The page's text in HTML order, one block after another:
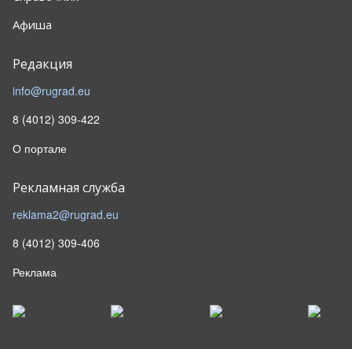
Афиша
Редакция
info@rugrad.eu
8 (4012) 309-422
О портале
Рекламная служба
reklama2@rugrad.eu
8 (4012) 309-406
Реклама